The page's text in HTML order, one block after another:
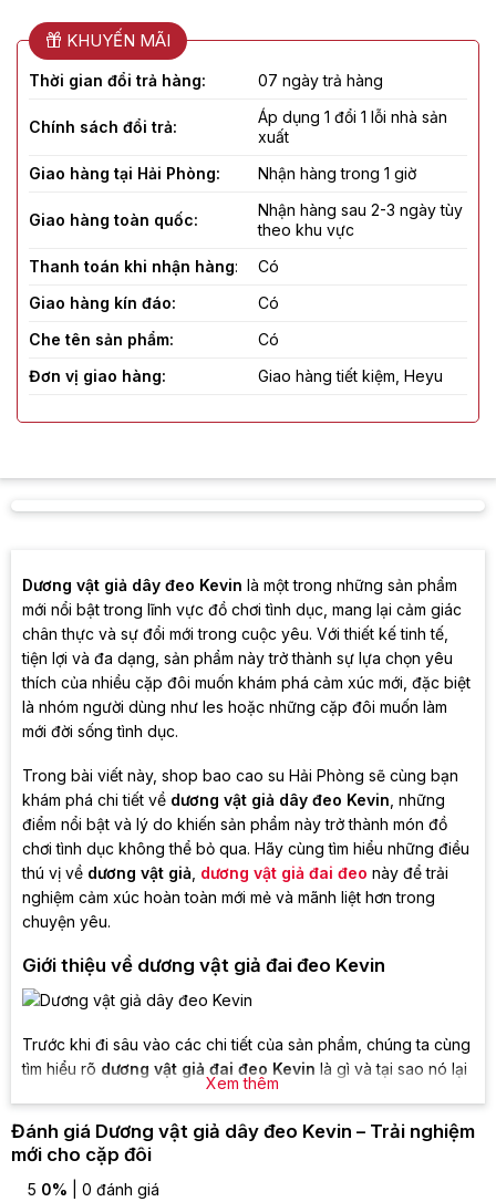
KHUYẾN MÃI
Thời gian đổi trả hàng: 07 ngày trả hàng
Chính sách đổi trả:
Áp dụng 1 đổi 1 lỗi nhà sản
xuất
Giao hàng tại Hải Phòng:
Nhận hàng trong 1 giờ
Giao hàng toàn quốc:
Nhận hàng sau 2-3 ngày tùy
theo khu vực
Thanh toán khi nhận hàng:
Có
Giao hàng kín đáo:
Có
Che tên sản phẩm:
Có
Đơn vị giao hàng:
Giao hàng tiết kiệm, Heyu
Dương vật giả dây đeo Kevin là một trong những sản phẩm
mới nổi bật trong lĩnh vực đồ chơi tình dục, mang lại cảm giác
chân thực và sự đổi mới trong cuộc yêu. Với thiết kế tinh tế,
tiện lợi và đa dạng, sản phẩm này trở thành sự lựa chọn yêu
thích của nhiều cặp đôi muốn khám phá cảm xúc mới, đặc biệt
là nhóm người dùng như les hoặc những cặp đôi muốn làm
mới đời sống tình dục.
Trong bài viết này, shop bao cao su Hải Phòng sẽ cùng bạn
khám phá chi tiết về dương vật giả dây đeo Kevin , những
điểm nổi bật và lý do khiến sản phẩm này trở thành món đồ
chơi tình dục không thể bỏ qua. Hãy cùng tìm hiểu những điều
thú vị về dương vật giả, dương vật giả đai đeo này để trải
nghiệm cảm xúc hoàn toàn mới mẻ và mãnh liệt hơn trong
chuyện yêu.
Giới thiệu về dương vật giả đai đeo Kevin
Trước khi đi sâu vào các chi tiết của sản phẩm, chúng ta cùng
tìm hiểu rõ dương vật giả đai đeo Kevin là gì và tại sao nó lại
thu hút được sự quan tâm của nhiều người.
Dương vật giả đai đeo Kevin là gì?
Dương vật giả dây đeo Kevin
dụcthiết kế để giúp người dùng trải nghiệm cảm giác chân
Xem thêm
Đánh giá Dương vật giả dây đeo Kevin – Trải nghiệm
mới cho cặp đôi
5 0% | 0 đánh giá